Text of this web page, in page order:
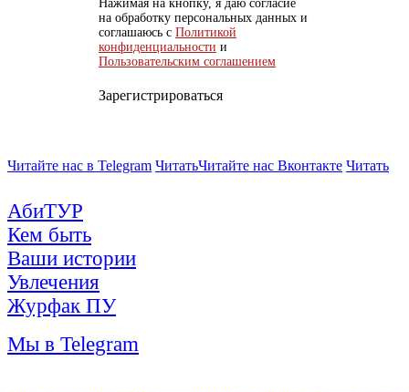
Нажимая на кнопку, я даю согласие
на обработку персональных данных и
соглашаюсь с Политикой
конфиденциальности и
Пользовательским соглашением
Зарегистрироваться
Читайте нас в Telegram ЧитатьЧитайте нас Вконтакте Читать
АбиТУР
Кем быть
Ваши истории
Увлечения
Журфак ПУ
Мы в Telegram